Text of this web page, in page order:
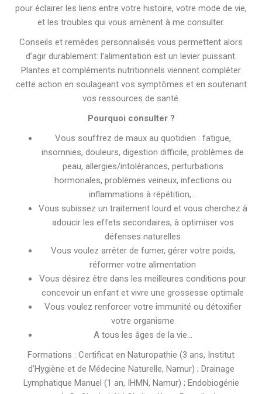
pour éclairer les liens entre votre histoire, votre mode de vie,
et les troubles qui vous amènent à me consulter.
Conseils et remèdes personnalisés vous permettent alors
d’agir durablement: l’alimentation est un levier puissant.
Plantes et compléments nutritionnels viennent compléter
cette action en soulageant vos symptômes et en soutenant
vos ressources de santé.
Pourquoi consulter ?
Vous souffrez de maux au quotidien : fatigue,
insomnies, douleurs, digestion difficile, problèmes de
peau, allergies/intolérances, perturbations
hormonales, problèmes veineux, infections ou
inflammations à répétition,…
Vous subissez un traitement lourd et vous cherchez à
adoucir les effets secondaires, à optimiser vos
défenses naturelles
Vous voulez arrêter de fumer, gérer votre poids,
réformer votre alimentation
Vous désirez être dans les meilleures conditions pour
concevoir un enfant et vivre une grossesse optimale
Vous voulez renforcer votre immunité ou détoxifier
votre organisme
A tous les âges de la vie…
Formations : Certificat en Naturopathie (3 ans, Institut
d’Hygiène et de Médecine Naturelle, Namur) ; Drainage
Lymphatique Manuel (1 an, IHMN, Namur) ; Endobiogénie